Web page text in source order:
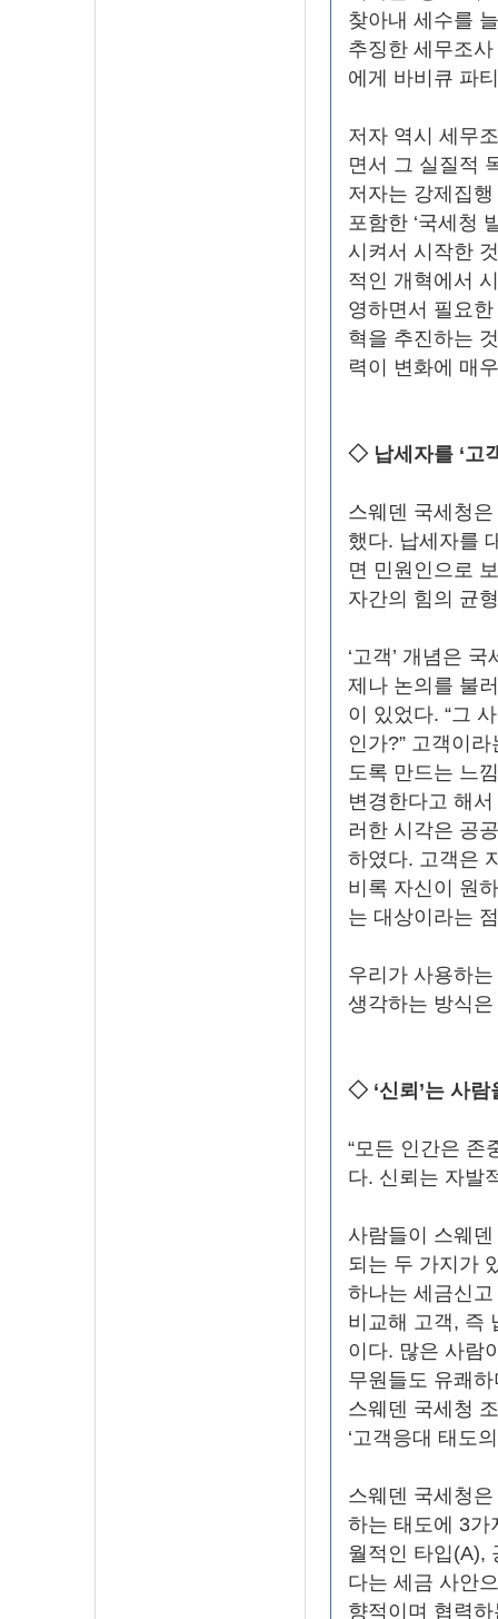
찾아내 세수를
추징한 세무조
에게 바비큐 파
저자 역시 세무
면서 그 실질적
저자는 강제집
포함한 ‘국세청
시켜서 시작한
적인 개혁에서
영하면서 필요
혁을 추진하는
력이 변화에 매
◇ 납세자를 ‘고
스웨덴 국세청
했다. 납세자를
면 민원인으로
자간의 힘의 균
‘고객’ 개념은
제나 논의를 불
이 있었다. “그
인가?” 고객이
도록 만드는 느
변경한다고 해
러한 시각은 공
하였다. 고객은
비록 자신이 원
는 대상이라는
우리가 사용하
생각하는 방식
◇ ‘신뢰’는 사람
“모든 인간은 존
다. 신뢰는 자발
사람들이 스웨
되는 두 가지가
하나는 세금신
비교해 고객, 즉
이다. 많은 사람
무원들도 유쾌
스웨덴 국세청
‘고객응대 태도
스웨덴 국세청
하는 태도에 3가
월적인 타입(A),
다는 세금 사안
향적이며 협력